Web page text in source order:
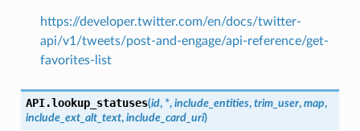
https://developer.twitter.com/en/docs/twitter-
api/v1/tweets/post-and-engage/api-reference/get-
favorites-list
API.lookup_statuses(id, *, include_entities, trim_user, map,
include_ext_alt_text, include_card_uri)